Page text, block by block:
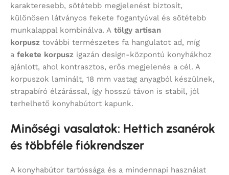
karakteresebb, sötétebb megjelenést biztosít,
különösen látványos fekete fogantyúval és sötétebb
munkalappal kombinálva. A tölgy artisan
korpusz további természetes fa hangulatot ad, míg
a fekete korpusz igazán design-központú konyhákhoz
ajánlott, ahol kontrasztos, erős megjelenés a cél. A
korpuszok laminált, 18 mm vastag anyagból készülnek,
strapabíró élzárással, így hosszú távon is stabil, jól
terhelhető konyhabútort kapunk.
Minőségi vasalatok: Hettich zsanérok
és többféle fiókrendszer
A konyhabútor tartóssága és a mindennapi használat